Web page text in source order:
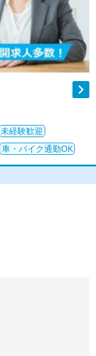

未経験歓迎
車・バイク通勤OK